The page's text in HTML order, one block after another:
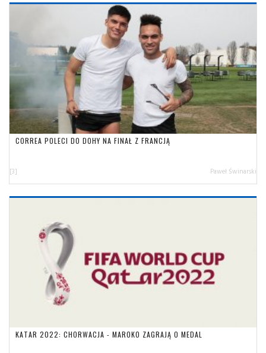
CORREA POLECI DO DOHY NA FINAŁ Z FRANCJĄ
[3] Paweł Świnarski
KATAR 2022: CHORWACJA - MAROKO ZAGRAJĄ O MEDAL